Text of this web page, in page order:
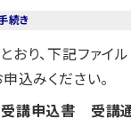
続き
おり、下記ファイ
込みください。
受講申込書 受講